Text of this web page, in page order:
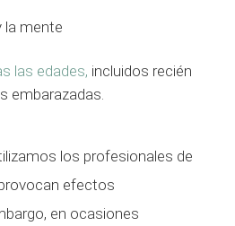
la mente
las edades, incluidos recién
embarazadas.
los profesionales de
efectos
en ocasiones